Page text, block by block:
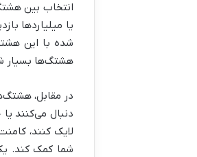
انتخاب بین
یا میلیاردها
شده با این
هشتگ‌ها بسیار
در مقابل،
دنبال می‌کنند
لایک کنند،
شما کمک کند. یک